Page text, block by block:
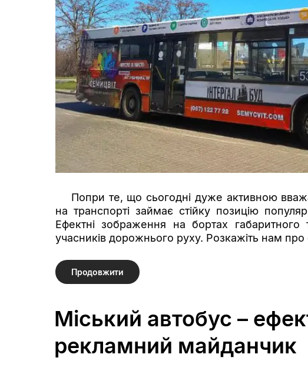
Попри те, що сьогодні дуже активною
на транспорті займає стійку позицію
Ефектні зображення на бортах габаритного
учасників дорожнього руху. Розкажіть нам
Продовжити
Міський автобус –
рекламний майданчик